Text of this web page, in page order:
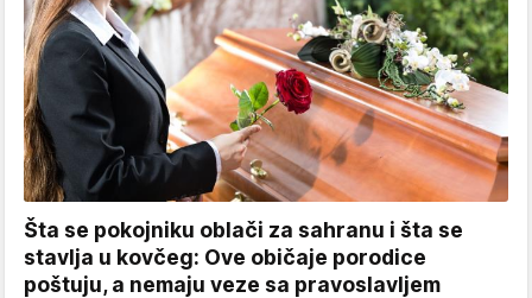
Šta se pokojniku oblači za sahranu i šta se
stavlja u kovčeg: Ove običaje porodice
poštuju, a nemaju veze sa pravoslavljem